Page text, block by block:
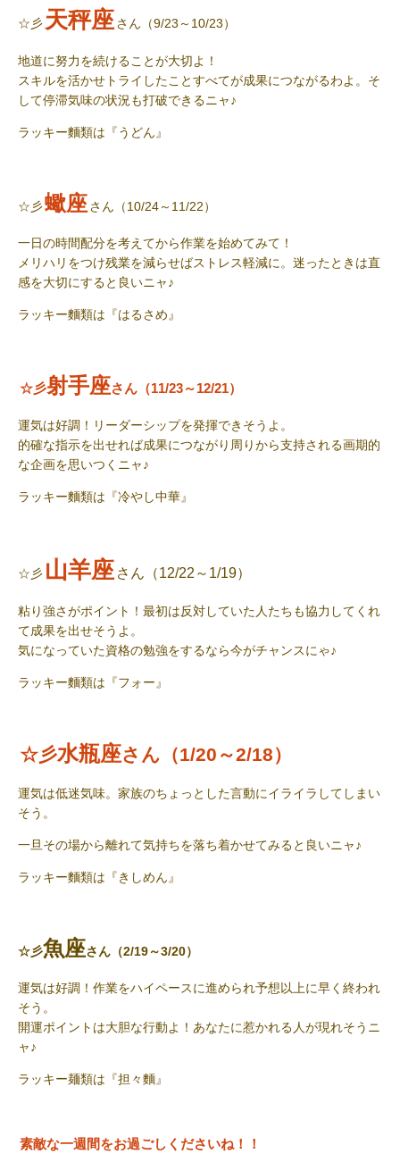
☆彡 天秤座さん（9/23～10/23）
地道に努力を続けることが大切よ！
スキルを活かせトライしたことすべてが成果につながるわよ。そ
して停滞気味の状況も打破できるニャ♪
ラッキー麵類は『うどん』
☆彡蠍座さん（10/24～11/22）
一日の時間配分を考えてから作業を始めてみて！
メリハリをつけ残業を減らせばストレス軽減に。迷ったときは直
感を大切にすると良いニャ♪
ラッキー麵類は『はるさめ』
☆彡射手座さん（11/23～12/21）
運気は好調！リーダーシップを発揮できそうよ。
的確な指示を出せれば成果につながり周りから支持される画期的
な企画を思いつくニャ♪
ラッキー麵類は『冷やし中華』
☆彡 山羊座 さん（12/22～1/19）
粘り強さがポイント！最初は反対していた人たちも協力してくれ
て成果を出せそうよ。
気になっていた資格の勉強をするなら今がチャンスにゃ♪
ラッキー麵類は『フォー』
☆彡水瓶座さん（1/20～2/18）
運気は低迷気味。家族のちょっとした言動にイライラしてしまい
そう。
一旦その場から離れて気持ちを落ち着かせてみると良いニャ♪
ラッキー麵類は『きしめん』
☆彡魚座さん（2/19～3/20）
運気は好調！作業をハイペースに進められ予想以上に早く終われ
そう。
開運ポイントは大胆な行動よ！あなたに惹かれる人が現れそうニ
ャ♪
ラッキー麺類は 『担々麵』
素敵な一週間をお過ごしくださいね！！